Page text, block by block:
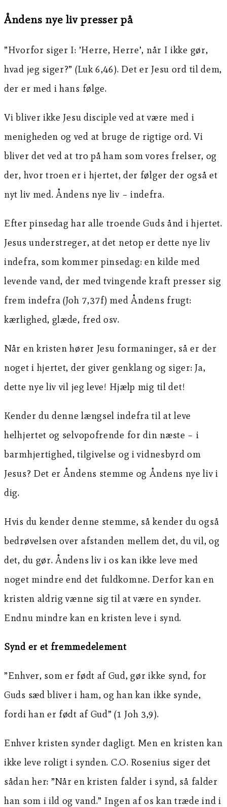
Åndens nye liv presser på
”Hvorfor siger I: ’Herre, Herre’, når I ikke gør,
hvad jeg siger?” (Luk 6,46). Det er Jesu ord til dem,
der er med i hans følge.
Vi bliver ikke Jesu disciple ved at være med i
menigheden og ved at bruge de rigtige ord. Vi
bliver det ved at tro på ham som vores frelser, og
der, hvor troen er i hjertet, der følger der også et
nyt liv med. Åndens nye liv – indefra.
Efter pinsedag har alle troende Guds ånd i hjertet.
Jesus understreger, at det netop er dette nye liv
indefra, som kommer pinsedag: en kilde med
levende vand, der med tvingende kraft presser sig
frem indefra (Joh 7,37f) med Åndens frugt:
kærlighed, glæde, fred osv.
Når en kristen hører Jesu formaninger, så er der
noget i hjertet, der giver genklang og siger: Ja,
dette nye liv vil jeg leve! Hjælp mig til det!
Kender du denne længsel indefra til at leve
helhjertet og selvopofrende for din næste – i
barmhjertighed, tilgivelse og i vidnesbyrd om
Jesus? Det er Åndens stemme og Åndens nye liv i
dig.
Hvis du kender denne stemme, så kender du også
bedrøvelsen over afstanden mellem det, du vil, og
det, du gør. Åndens liv i os kan ikke leve med
noget mindre end det fuldkomne. Derfor kan en
kristen aldrig vænne sig til at være en synder.
Endnu mindre kan en kristen leve i synd.
Synd er et fremmedelement
”Enhver, som er født af Gud, gør ikke synd, for
Guds sæd bliver i ham, og han kan ikke synde,
fordi han er født af Gud” (1 Joh 3,9).
Enhver kristen synder dagligt. Men en kristen kan
ikke leve roligt i synden. C.O. Rosenius siger det
sådan her: ”Når en kristen falder i synd, så falder
han som i ild og vand.” Ingen af os kan træde ind i